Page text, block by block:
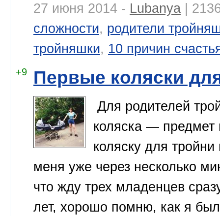
27 июня 2014 - Lubanya |
сложности, родители
тройняшки, 10 причин
+9 Первые коляски
Для родителей
коляска — предмет
коляску для
меня уже через несколько
что жду трех младенцев
лет, хорошо помню, как я